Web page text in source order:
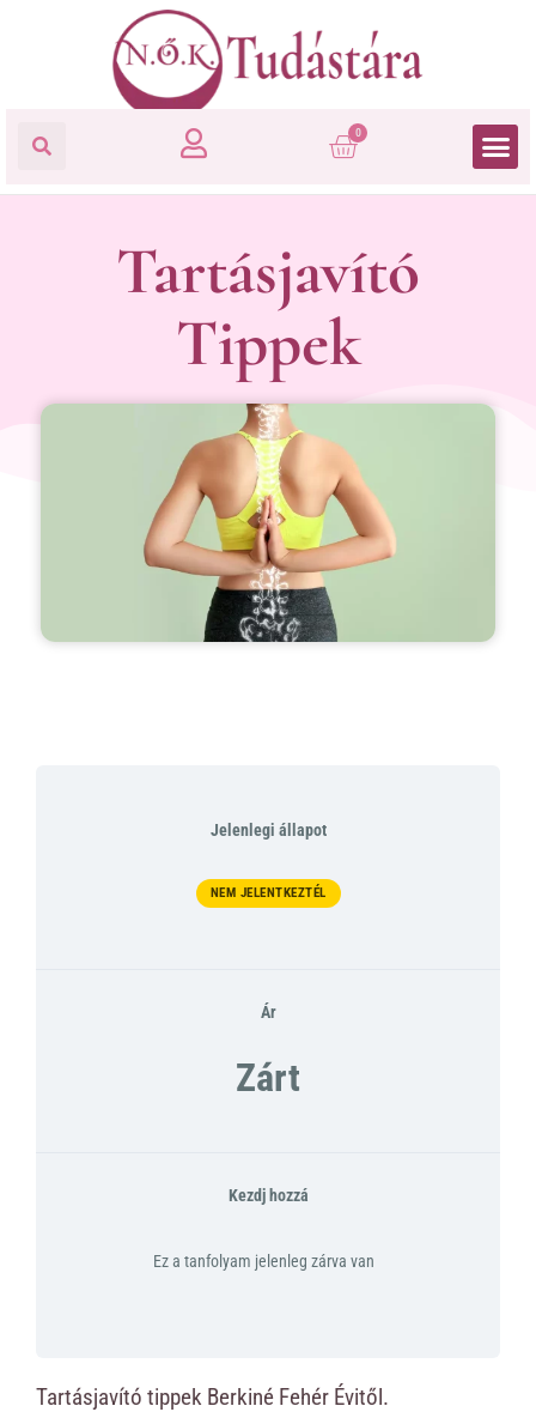
0
Tartásjavító
Tippek
Jelenlegi állapot
NEM JELENTKEZTÉL
Ár
Zárt
Kezdj hozzá
Ez a tanfolyam jelenleg zárva van
Tartásjavító tippek Berkiné Fehér Évitől.